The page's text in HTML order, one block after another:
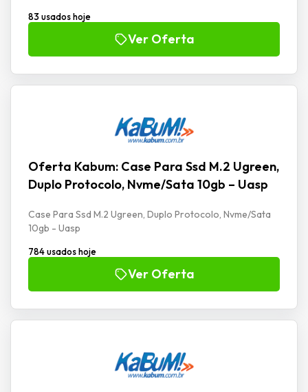
83 usados hoje
Ver Oferta
Oferta Kabum: Case Para Ssd M.2 Ugreen,
Duplo Protocolo, Nvme/Sata 10gb – Uasp
Case Para Ssd M.2 Ugreen, Duplo Protocolo, Nvme/Sata
10gb - Uasp
784 usados hoje
Ver Oferta